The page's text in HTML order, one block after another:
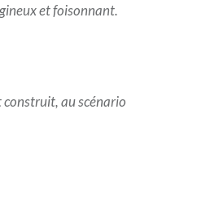
et foisonnant.
au scénario